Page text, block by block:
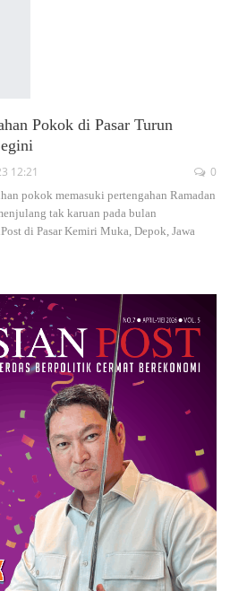
Pokok di Pasar Turun
12:21 0
pokok memasuki pertengahan Ramadan
tak karuan pada bulan
di Pasar Kemiri Muka, Depok, Jawa